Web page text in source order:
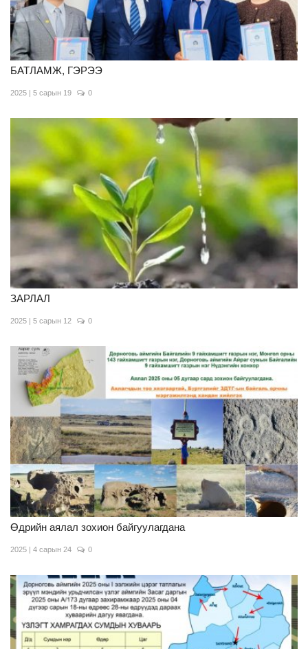
БАТЛАМЖ, ГЭРЭЭ
2025 | 5 сарын 19 0
ЗАРЛАЛ
2025 | 5 сарын 12 0
Өдрийн аялал зохион байгуулагдана
2025 | 4 сарын 24 0